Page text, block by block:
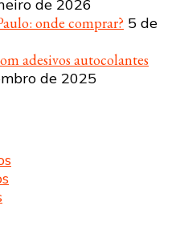
de 2026
onde comprar? 5 de
adesivos autocolantes
de 2025